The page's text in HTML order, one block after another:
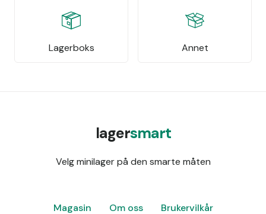
Lagerboks Annet
lagersmart
Velg minilager på den smarte måten
Magasin Om oss Brukervilkår